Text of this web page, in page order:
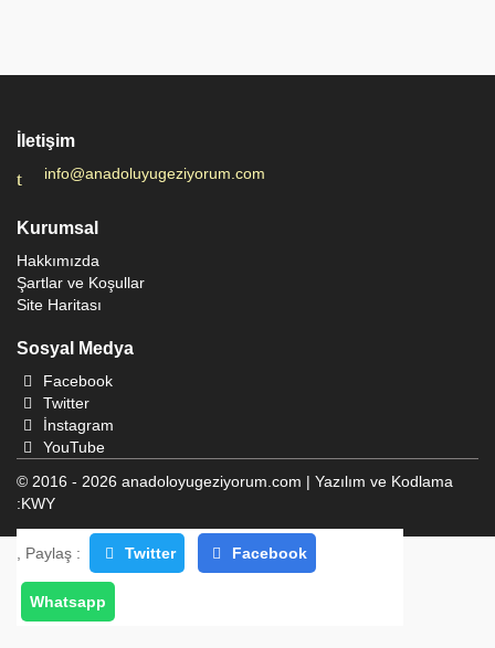
, Paylaş : Twitter Facebook
Whatsapp
İletişim
info@anadoluyugeziyorum.com
Kurumsal
Hakkımızda
Şartlar ve Koşullar
Site Haritası
Sosyal Medya
Facebook
Twitter
İnstagram
YouTube
© 2016 - 2026 anadoloyugeziyorum.com | Yazılım ve Kodlama
:KWY